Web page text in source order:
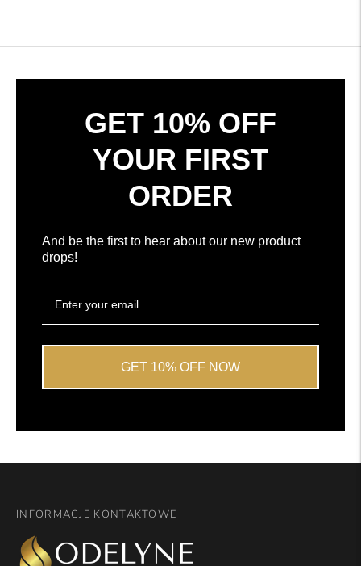
w
oknie
ze
4.7
na
5
według
opinii
Okendo
GET 10% OFF
YOUR FIRST
ORDER
And be the first to hear about our new product
drops!
GET 10% OFF NOW
INFORMACJE KONTAKTOWE